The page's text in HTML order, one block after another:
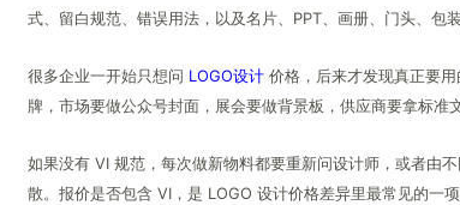
式、留白规范、错误用法，以及名片、PPT、画册、门头、包
很多企业一开始只想问 LOGO设计 价格，后来才发现真正要
牌，市场要做公众号封面，展会要做背景板，供应商要拿标准
如果没有 VI 规范，每次做新物料都要重新问设计师，或者由
散。报价是否包含 VI，是 LOGO 设计价格差异里最常见的一项